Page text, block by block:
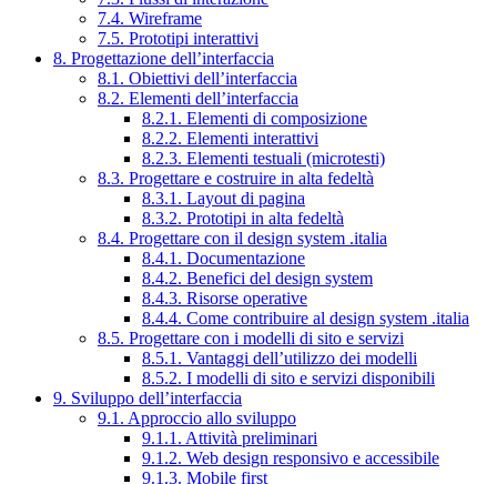
7.4. Wireframe
7.5. Prototipi interattivi
8. Progettazione dell’interfaccia
8.1. Obiettivi dell’interfaccia
8.2. Elementi dell’interfaccia
8.2.1. Elementi di composizione
8.2.2. Elementi interattivi
8.2.3. Elementi testuali (microtesti)
8.3. Progettare e costruire in alta fedeltà
8.3.1. Layout di pagina
8.3.2. Prototipi in alta fedeltà
8.4. Progettare con il design system .italia
8.4.1. Documentazione
8.4.2. Benefici del design system
8.4.3. Risorse operative
8.4.4. Come contribuire al design system .italia
8.5. Progettare con i modelli di sito e servizi
8.5.1. Vantaggi dell’utilizzo dei modelli
8.5.2. I modelli di sito e servizi disponibili
9. Sviluppo dell’interfaccia
9.1. Approccio allo sviluppo
9.1.1. Attività preliminari
9.1.2. Web design responsivo e accessibile
9.1.3. Mobile first